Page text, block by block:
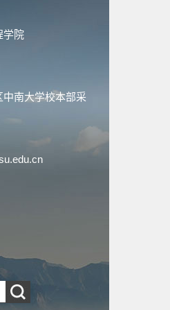
学院
南大学校本部采